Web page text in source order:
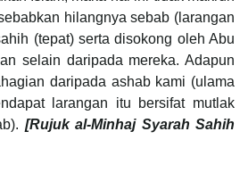
hilangnya sebab (larangan
(tepat) serta disokong oleh Abu
selain daripada mereka. Adapun
daripada ashab kami (ulama
larangan itu bersifat mutlak
[Rujuk al-Minhaj Syarah Sahih